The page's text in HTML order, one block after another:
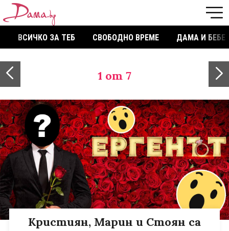
ВСИЧКО ЗА ТЕБ СВОБОДНО ВРЕМЕ ДАМА И БЕБЕ
1 от 7
Кристиян, Марин и Стоян са